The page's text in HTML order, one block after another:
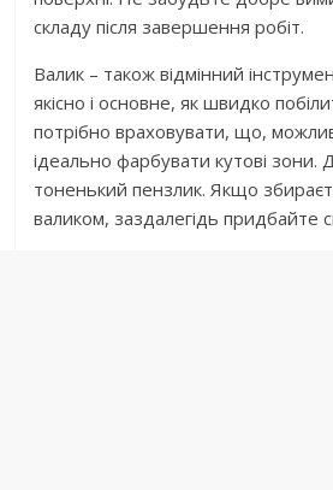
складу після завершення робіт.
Валик – також відмінний
якісно і основне, як швидко
потрібно враховувати, що,
ідеально фарбувати кутові зони.
тоненький пензлик. Якщо
валиком, заздалегідь придбайте